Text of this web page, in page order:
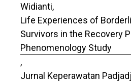
Widianti,
Life Experiences of
Survivors in the Recovery
Phenomenology Study
,
Jurnal Keperawatan